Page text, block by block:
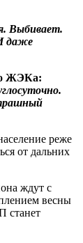
Выбивает.
даже
ЖЭКа:
реже
от дальних
ждут с
весны
станет